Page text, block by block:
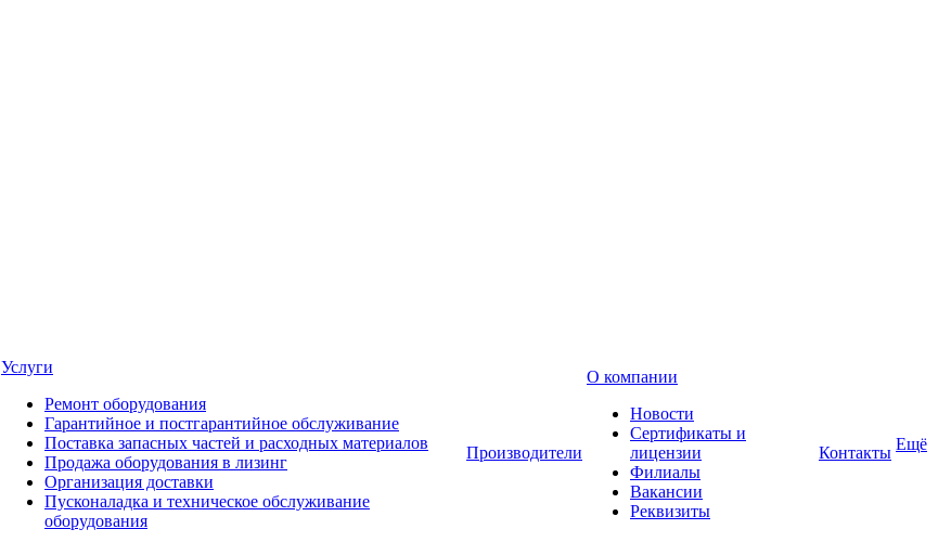
Услуги
Ремонт оборудования
Гарантийное и постгарантийное обслуживание
Поставка запасных частей и расходных материалов
Продажа оборудования в лизинг
Организация доставки
Пусконаладка и техническое обслуживание
оборудования
Производители
О компании
Новости
Сертификаты и
лицензии
Филиалы
Вакансии
Реквизиты
Контакты Ещё